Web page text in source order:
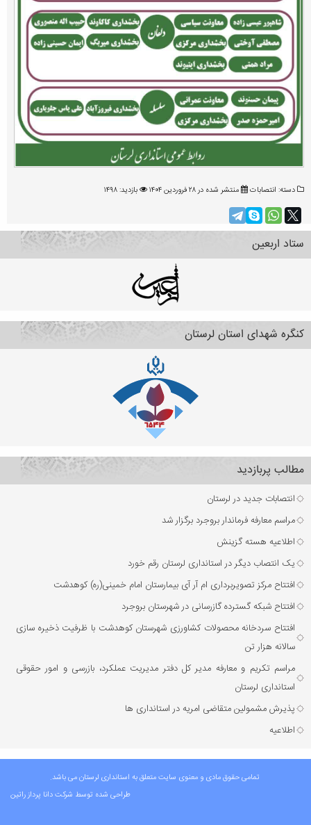
دسته: انتصابات منتشر شده در ۲۸ فروردين ۱۴۰۴ بازدید: ۱۴۹۸
ستاد اربعین
کنگره شهدای استان لرستان
مطالب پربازدید
انتصابات جدید در لرستان
مراسم معارفه فرماندار بروجرد برگزار شد
اطلاعیه هسته گزینش
یک انتصاب دیگر در استانداری لرستان رقم خورد
افتتاح مرکز تصویربرداری ام آر آی بیمارستان امام خمینی(ره) کوهدشت
افتتاح شبکه گسترده گازرسانی در شهرستان بروجرد
افتتاح سردخانه محصولات کشاورزی شهرستان کوهدشت با ظرفیت ذخیره‌ سازی
سالانه هزار تن
مراسم تکریم و معارفه مدیر کل دفتر مدیریت عملکرد، بازرسی و امور حقوقی
استانداری لرستان
پذیرش مشمولین متقاضی امریه در استانداری ها
اطلاعیه
تمامی حقوق مادی و معنوی سایت متعلق به استانداری لرستان می باشد.
طراحی شده توسط شرکتدانا پرداز راتین